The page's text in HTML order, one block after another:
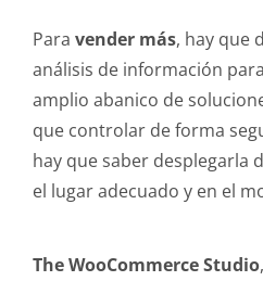
Para vender más, hay que
análisis de información
amplio abanico de
que controlar de forma
hay que saber desplegarla
el lugar adecuado y en el
The WooCommerce Studio